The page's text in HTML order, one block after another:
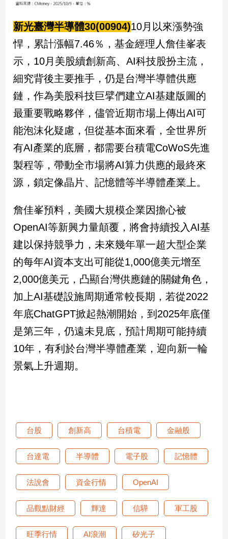
新光臺灣半導體30(00904)10月以來漲勢強
悍，累計漲幅7.46％，基金經理人詹佳峯表
示，10月美股續創新高、AI科技股扮主流，
細究背後主要推手，仍是台灣半導體供應
鏈，作為美股科技巨擘們建立AI基建版圖的
最重要戰略夥伴，儘管近期市場上傳出AI可
能泡沫化疑慮，但從基本面來看，全世界所
有AI產業的底層，都需要台積電CoWoS先進
製程等，帶動全市場將AI算力供應的最終來
源，鎖定像晶片、記憶體等半導體產業上。
詹佳峯預料，美國大規模企業因擔心被
OpenAI等新興力量顛覆，將會持續投入AI基
建以保持競爭力，未來幾年單一超大型企業
的每年AI資本支出可能從1,000億美元增至
2,000億美元，凸顯台灣供應鏈的關鍵角色，
加上AI基礎設施周期通常較長期，若從2022
年底ChatGPT掀起熱潮開始，到2025年底僅
是第三年，仍遠未見底，預計周期可能持續
10年，有利於台灣半導體產業，迎向新一輪
景氣上升週期。
台股 創新高 台積電 金融股
台達電 半導體 電子股 記憶體
法說會 資金行情 OpenAI
品觀點財經 輝達 信驊 軍工股
旺季行情 AI浪潮 矽光子